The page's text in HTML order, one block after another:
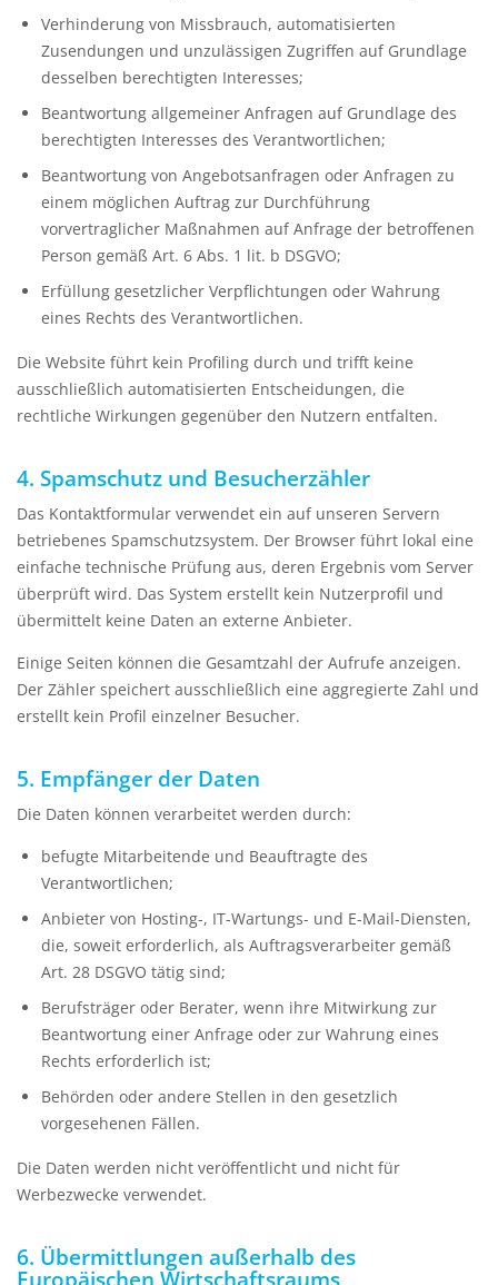
Verhinderung von Missbrauch, automatisierten
Zusendungen und unzulässigen Zugriffen auf Grundlage
desselben berechtigten Interesses;
Beantwortung allgemeiner Anfragen auf Grundlage des
berechtigten Interesses des Verantwortlichen;
Beantwortung von Angebotsanfragen oder Anfragen zu
einem möglichen Auftrag zur Durchführung
vorvertraglicher Maßnahmen auf Anfrage der betroffenen
Person gemäß Art. 6 Abs. 1 lit. b DSGVO;
Erfüllung gesetzlicher Verpflichtungen oder Wahrung
eines Rechts des Verantwortlichen.
Die Website führt kein Profiling durch und trifft keine
ausschließlich automatisierten Entscheidungen, die
rechtliche Wirkungen gegenüber den Nutzern entfalten.
4. Spamschutz und Besucherzähler
Das Kontaktformular verwendet ein auf unseren Servern
betriebenes Spamschutzsystem. Der Browser führt lokal eine
einfache technische Prüfung aus, deren Ergebnis vom Server
überprüft wird. Das System erstellt kein Nutzerprofil und
übermittelt keine Daten an externe Anbieter.
Einige Seiten können die Gesamtzahl der Aufrufe anzeigen.
Der Zähler speichert ausschließlich eine aggregierte Zahl und
erstellt kein Profil einzelner Besucher.
5. Empfänger der Daten
Die Daten können verarbeitet werden durch:
befugte Mitarbeitende und Beauftragte des
Verantwortlichen;
Anbieter von Hosting-, IT-Wartungs- und E-Mail-Diensten,
die, soweit erforderlich, als Auftragsverarbeiter gemäß
Art. 28 DSGVO tätig sind;
Berufsträger oder Berater, wenn ihre Mitwirkung zur
Beantwortung einer Anfrage oder zur Wahrung eines
Rechts erforderlich ist;
Behörden oder andere Stellen in den gesetzlich
vorgesehenen Fällen.
Die Daten werden nicht veröffentlicht und nicht für
Werbezwecke verwendet.
6. Übermittlungen außerhalb des